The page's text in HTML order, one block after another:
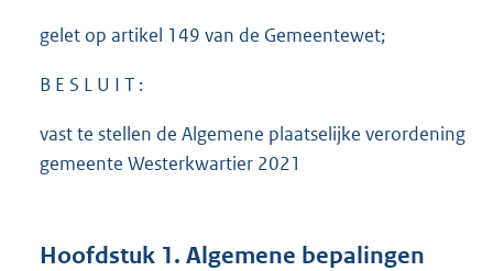
gelet op artikel 149 van de Gemeentewet;
B E S L U I T :
vast te stellen de Algemene plaatselijke verordening
gemeente Westerkwartier 2021
Hoofdstuk 1. Algemene bepalingen